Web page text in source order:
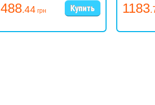
488.44 грн 1183